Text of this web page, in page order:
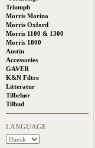
Triumph
Morris Marina
Morris Oxford
Morris 1100 & 1300
Morris 1800
Austin
Accessories
GAVER
K&N Filtre
Litteratur
Tilbehør
Tilbud
LANGUAGE